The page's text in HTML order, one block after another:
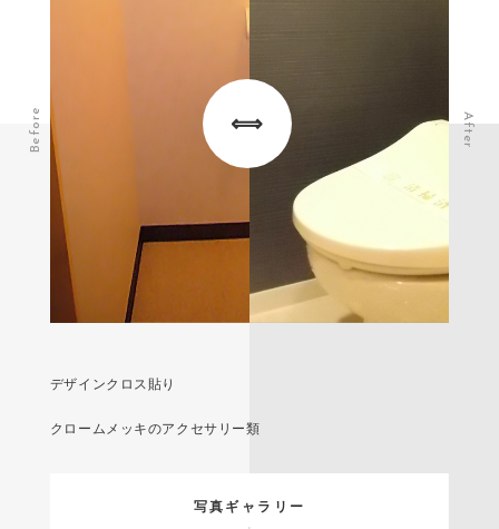
Before After
デザインクロス貼り
クロームメッキのアクセサリー類
写真ギャラリー